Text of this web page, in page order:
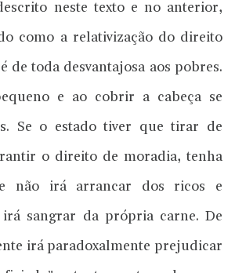
neste texto e no anterior,
como a relativização do direito
de toda desvantajosa aos pobres.
e ao cobrir a cabeça se
Se o estado tiver que tirar de
o direito de moradia, tenha
não irá arrancar dos ricos e
irá sangrar da própria carne. De
irá paradoxalmente prejudicar